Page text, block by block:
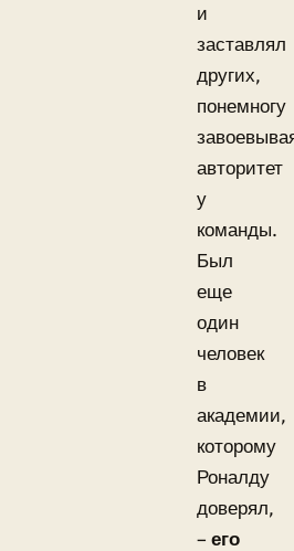
и
заставлял
других,
понемногу
авторитет
у
команды.
Был
еще
один
человек
в
академии,
которому
Роналду
доверял,
– его